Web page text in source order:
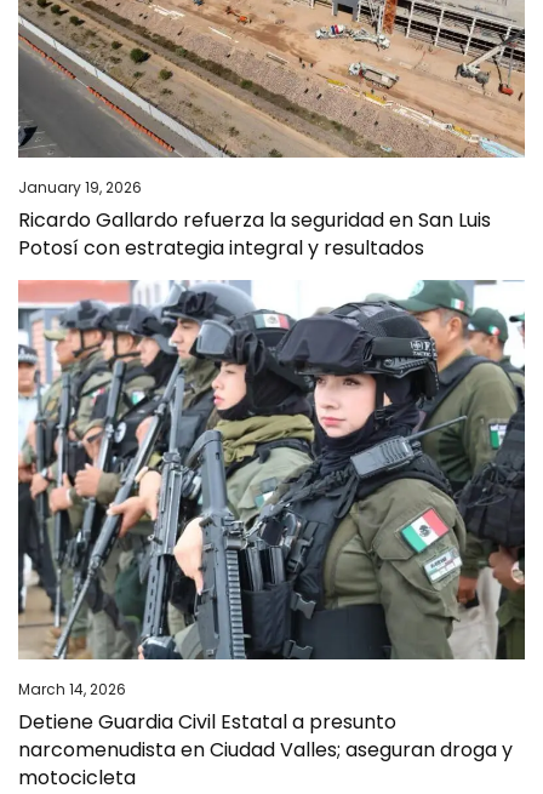
January 19, 2026
Ricardo Gallardo refuerza la seguridad en San Luis
Potosí con estrategia integral y resultados
March 14, 2026
Detiene Guardia Civil Estatal a presunto
narcomenudista en Ciudad Valles; aseguran droga y
motocicleta